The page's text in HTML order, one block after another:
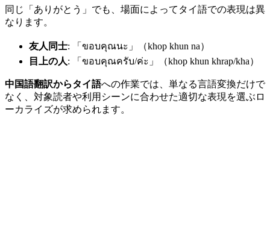
同じ「ありがとう」でも、場面によってタイ語での表現は異
なります。
友人同士: 「ขอบคุณนะ」（khop khun na）
目上の人: 「ขอบคุณครับ/ค่ะ」（khop khun khrap/kha）
中国語翻訳からタイ語への作業では、単なる言語変換だけで
なく、対象読者や利用シーンに合わせた適切な表現を選ぶロ
ーカライズが求められます。